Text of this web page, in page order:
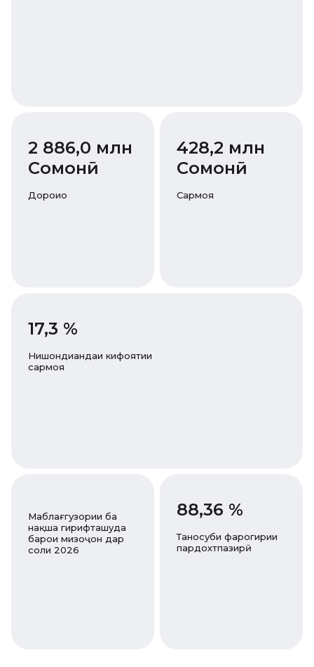
2 886,0 млн
Cомонӣ
Дороиҳо
428,2 млн
Cомонӣ
Сармоя
17,3 %
Нишондиҳандаи кифоятии
сармоя
Маблағгузории ба
нақша гирифташуда
барои мизоҷон дар
соли 2026
88,36 %
Таносуби фарогирии
пардохтпазирӣ